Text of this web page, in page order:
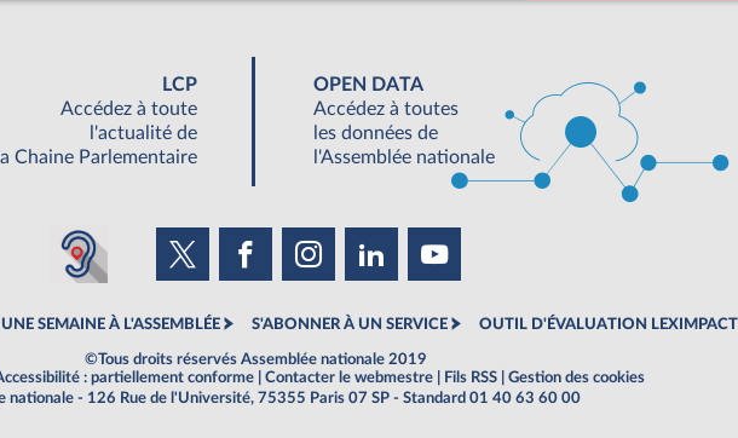
LCP
Accédez à toute
l'actualité de
la Chaine Parlementaire
OPEN DATA
Accédez à toutes
les données de
l'Assemblée nationale
UNE SEMAINE À L'ASSEMBLÉE S'ABONNER À UN SERVICE OUTIL D'ÉVALUATION LEXIMPACT
©Tous droits réservés Assemblée nationale 2019
: partiellement conforme Contacter le webmestre Fils RSS
Gestion des cookies
nationale - 126 Rue de l'Université, 75355 Paris 07 SP - Standard 01 40 63 60 00